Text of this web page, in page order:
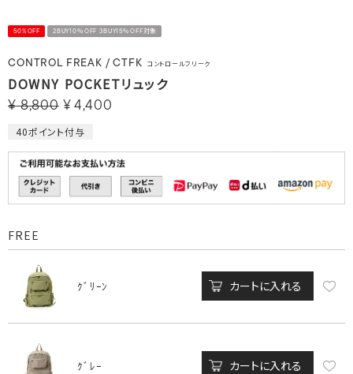
50%OFF 2BUY10％OFF 3BUY15％OFF対象
CONTROL FREAK / CTFK コントロールフリーク
DOWNY POCKETリュック
¥ 8,800 ¥ 4,400
40ポイント付与
FREE
ｸﾞﾘｰﾝ カートに入れる
ｸﾞﾚｰ カートに入れる